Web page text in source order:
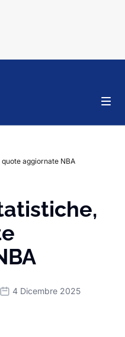
aggiornate NBA
4 Dicembre 2025